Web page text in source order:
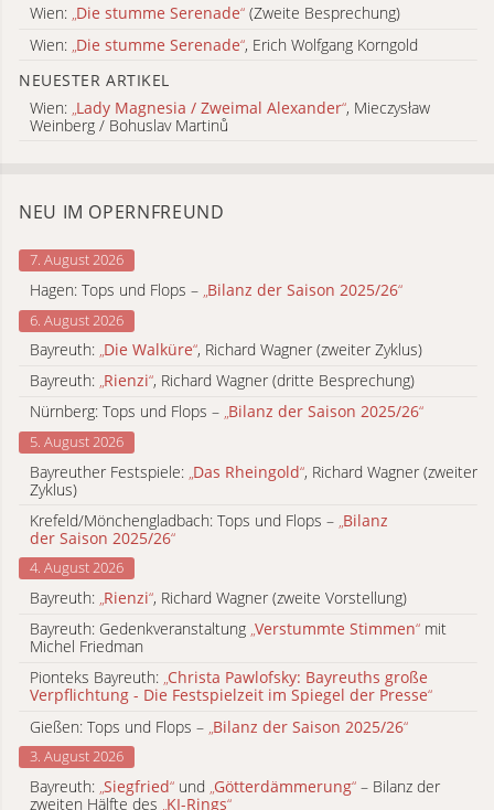
Wien: „Die stumme Serenade“ (Zweite Besprechung)
Wien: Die stumme Serenade“, Erich Wolfgang Korngold
NEUESTER ARTIKEL
Wien: Lady Magnesia / Zweimal Alexander“, Mieczysław
Weinberg / Bohuslav Martinů
NEU IM OPERNFREUND
7. August 2026
Hagen: Tops und Flops – „Bilanz der Saison 2025/26“
6. August 2026
Bayreuth: „Die Walküre“, Richard Wagner (zweiter Zyklus)
Bayreuth: „Rienzi“, Richard Wagner (dritte Besprechung)
Nürnberg: Tops und Flops – „Bilanz der Saison 2025/26“
5. August 2026
Bayreuther Festspiele: Das Rheingold“, Richard Wagner (zweiter
Zyklus)
Krefeld/Mönchengladbach: Tops und Flops – „Bilanz
der Saison 2025/26“
4. August 2026
Bayreuth: „Rienzi“, Richard Wagner (zweite Vorstellung)
Bayreuth: Gedenkveranstaltung „Verstummte Stimmen“ mit
Michel Friedman
Pionteks Bayreuth: „Christa Pawlofsky: Bayreuths große
Verpflichtung - Die Festspielzeit im Spiegel der Presse“
Gießen: Tops und Flops – Bilanz der Saison 2025/26“
3. August 2026
Bayreuth: „Siegfried“ und Götterdämmerung“ – Bilanz der
zweiten Hälfte des KI-Rings“